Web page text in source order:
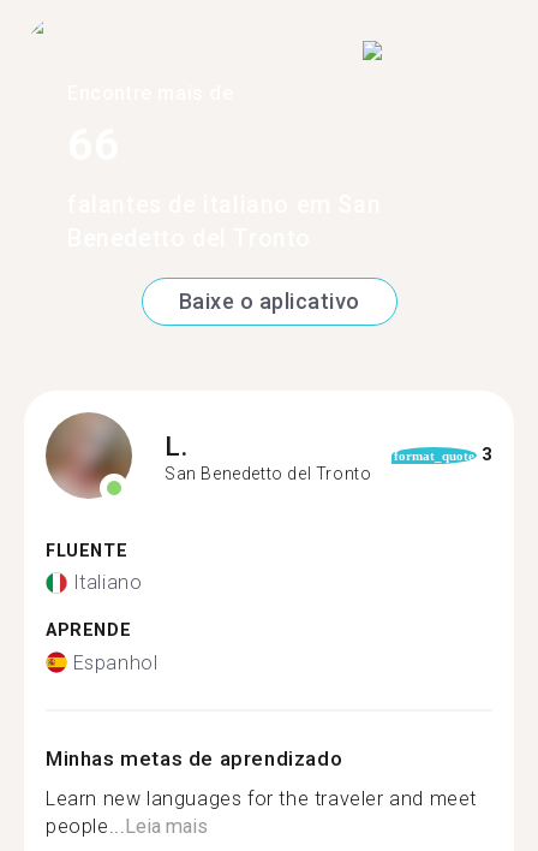
Baixe o aplicativo
L.
San Benedetto del Tronto
format_quote 3
FLUENTE
Italiano
APRENDE
Espanhol
Minhas metas de aprendizado
Learn new languages ​​for the traveler and meet
people... Leia mais